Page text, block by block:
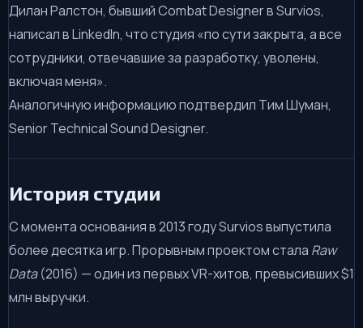
Дилан Ралстон, бывший Combat Designer в Survios,
написал в LinkedIn, что студия «по сути закрыта, а все
сотрудники, отвечавшие за разработку, уволены,
включая меня».
Аналогичную информацию подтвердил Тим Шуман,
Senior Technical Sound Designer.
История студии
С момента основания в 2013 году Survios выпустила
более десятка игр. Прорывным проектом стала Raw
Data(2016) — один из первых VR-хитов, превысивших $1
млн выручки.